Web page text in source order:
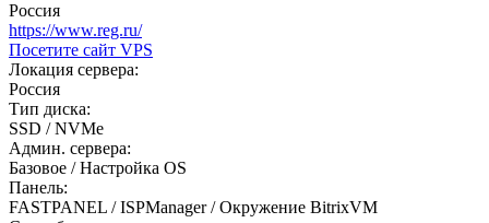
Россия
https://www.reg.ru/
Посетите сайт VPS
Локация сервера:
Россия
Тип диска:
SSD / NVMe
Админ. сервера:
Базовое / Настройка OS
Панель:
FASTPANEL / ISPManager / Окружение BitrixVM